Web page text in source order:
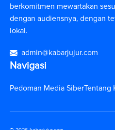
berkomitmen mewartakan
dengan audiensnya, dengan
lokal.
admin@kabarjujur.com
Navigasi
Pedoman Media SiberTentang